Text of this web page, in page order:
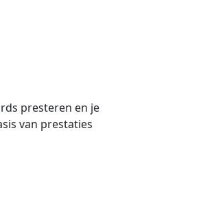
presteren en je
van prestaties